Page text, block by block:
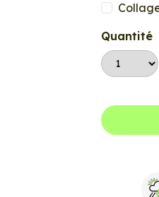
Quantité